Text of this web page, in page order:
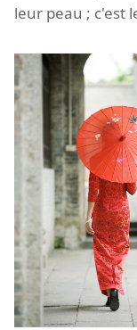
leur peau ; c'est